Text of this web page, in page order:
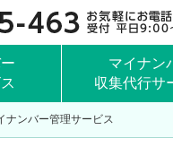
マイナン
収集代行サ
ナンバー管理サービス